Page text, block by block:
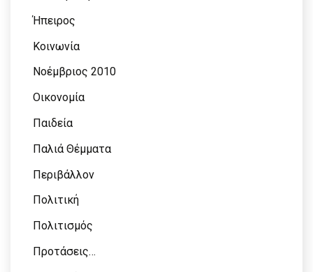
Ήπειρος
Κοινωνία
Νοέμβριος 2010
Οικονομία
Παιδεία
Παλιά Θέμματα
Περιβάλλον
Πολιτική
Πολιτισμός
Προτάσεις…